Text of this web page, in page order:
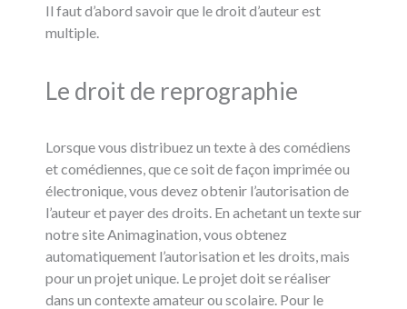
Il faut d’abord savoir que le droit d’auteur est
multiple.
Le droit de reprographie
Lorsque vous distribuez un texte à des comédiens
et comédiennes, que ce soit de façon imprimée ou
électronique, vous devez obtenir l’autorisation de
l’auteur et payer des droits. En achetant un texte sur
notre site Animagination, vous obtenez
automatiquement l’autorisation et les droits, mais
pour un projet unique. Le projet doit se réaliser
dans un contexte amateur ou scolaire. Pour le